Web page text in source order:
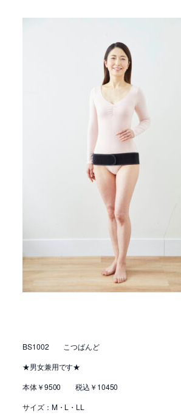
BS1002 こつばんど
★男女兼用です★
本体￥9500 税込￥10450
サイズ：M・L・LL